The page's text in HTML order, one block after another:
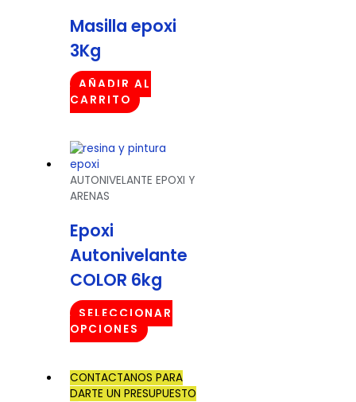
Masilla epoxi
3Kg
AÑADIR AL
CARRITO
AUTONIVELANTE EPOXI Y
ARENAS
Epoxi
Autonivelante
COLOR 6kg
SELECCIONAR
OPCIONES
CONTACTANOS PARA
DARTE UN PRESUPUESTO